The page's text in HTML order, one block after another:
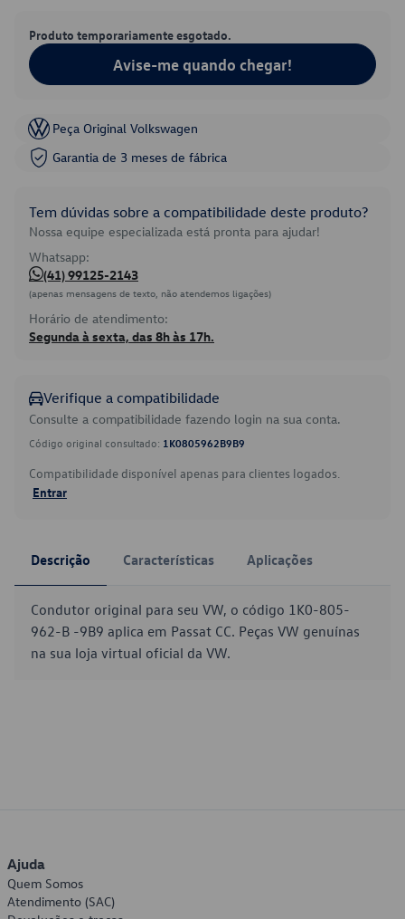
Produto temporariamente esgotado.
Avise-me quando chegar!
Peça Original Volkswagen
Garantia de 3 meses de fábrica
Tem dúvidas sobre a compatibilidade deste produto?
Nossa equipe especializada está pronta para ajudar!
Whatsapp:
(41) 99125-2143
(apenas mensagens de texto, não atendemos ligações)
Horário de atendimento:
Segunda à sexta, das 8h às 17h.
Verifique a compatibilidade
Consulte a compatibilidade fazendo login na sua conta.
Código original consultado: 1K0805962B9B9
Compatibilidade disponível apenas para clientes logados.
Entrar
Descrição Características Aplicações
Condutor original para seu VW, o código 1K0-805-
962-B -9B9 aplica em Passat CC. Peças VW genuínas
na sua loja virtual oficial da VW.
Ajuda
Quem Somos
Atendimento (SAC)